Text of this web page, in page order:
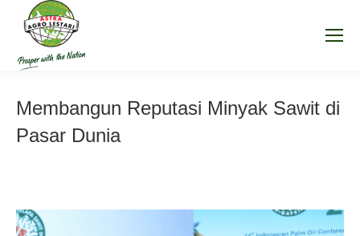
Membangun Reputasi Minyak Sawit di
Pasar Dunia